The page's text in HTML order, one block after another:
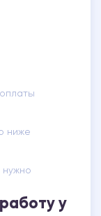
ниже
нужно
у